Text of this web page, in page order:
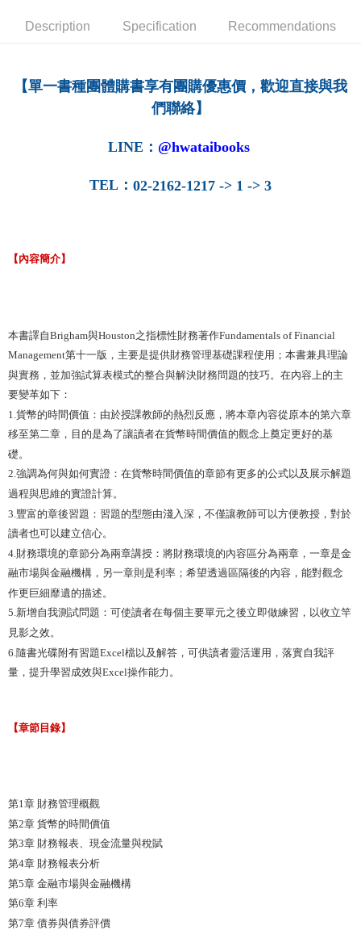
Description Specification Recommendations
【單一書種團體購書享有團購優惠價，歡迎直接與我
們聯絡】
LINE ： @hwataibooks
TEL ： 02-2162-1217 -> 1 -> 3
【內容簡介】
本書譯自Brigham與Houston之指標性財務著作Fundamentals of Financial
Management第十一版，主要是提供財務管理基礎課程使用；本書兼具理論
與實務，並加強試算表模式的整合與解決財務問題的技巧。在內容上的主
要變革如下：
1.貨幣的時間價值：由於授課教師的熱烈反應，將本章內容從原本的第六章
移至第二章，目的是為了讓讀者在貨幣時間價值的觀念上奠定更好的基
礎。
2.強調為何與如何實證：在貨幣時間價值的章節有更多的公式以及展示解題
過程與思維的實證計算。
3.豐富的章後習題：習題的型態由淺入深，不僅讓教師可以方便教授，對於
讀者也可以建立信心。
4.財務環境的章節分為兩章講授：將財務環境的內容區分為兩章，一章是金
融市場與金融機構，另一章則是利率；希望透過區隔後的內容，能對觀念
作更巨細靡遺的描述。
5.新增自我測試問題：可使讀者在每個主要單元之後立即做練習，以收立竿
見影之效。
6.隨書光碟附有習題Excel檔以及解答，可供讀者靈活運用，落實自我評
量，提升學習成效與Excel操作能力。
【章節目錄】
第1章 財務管理概觀
第2章 貨幣的時間價值
第3章 財務報表、現金流量與稅賦
第4章 財務報表分析
第5章 金融市場與金融機構
第6章 利率
第7章 債券與債券評價